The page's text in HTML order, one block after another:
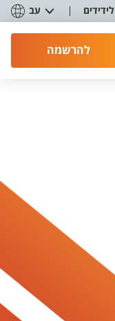
לידידים עב
להרשמה